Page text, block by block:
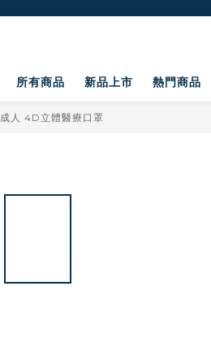
所有商品 新品上市 熱門商品
成人 4D立體醫療口罩